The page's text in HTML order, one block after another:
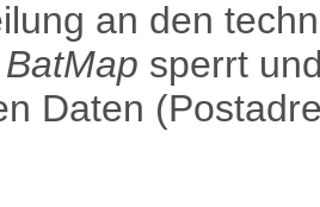
an den
BatMap sperrt
Daten